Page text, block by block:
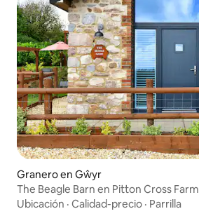
Granero en Gŵyr
The Beagle Barn en Pitton Cross Farm
Ubicación · Calidad-precio · Parrilla